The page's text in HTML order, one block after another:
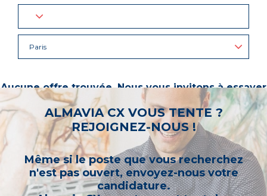
Paris
Aucune offre trouvée. Nous vous invitons à essayer
d’autres mots-clés ou à sélectionner un « métier ».
ALMAVIA CX VOUS TENTE ?
REJOIGNEZ-NOUS !
Même si le poste que vous recherchez
n'est pas ouvert, envoyez-nous votre
candidature.